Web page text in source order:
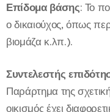
Επίδομα βάσης: Το
ο δικαιούχος, όπως
βιομάζα κ.λπ.).
Συντελεστής
Παράρτημα της
οικισμός έχει